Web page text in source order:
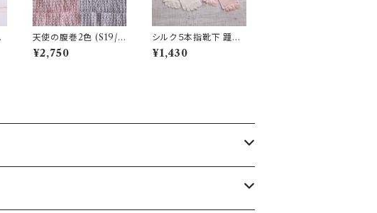
天使の腹巻2色 (S19/S
20)
¥2,750
シルク５本指靴下 踵無
し (S31/S32)
¥1,430